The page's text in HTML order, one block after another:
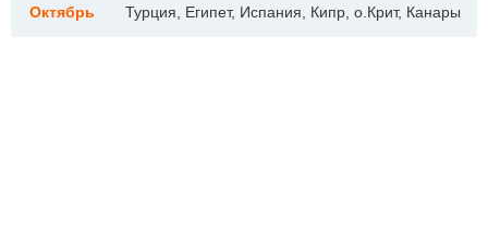
Октябрь Турция, Египет, Испания, Кипр, о.Крит, Канары